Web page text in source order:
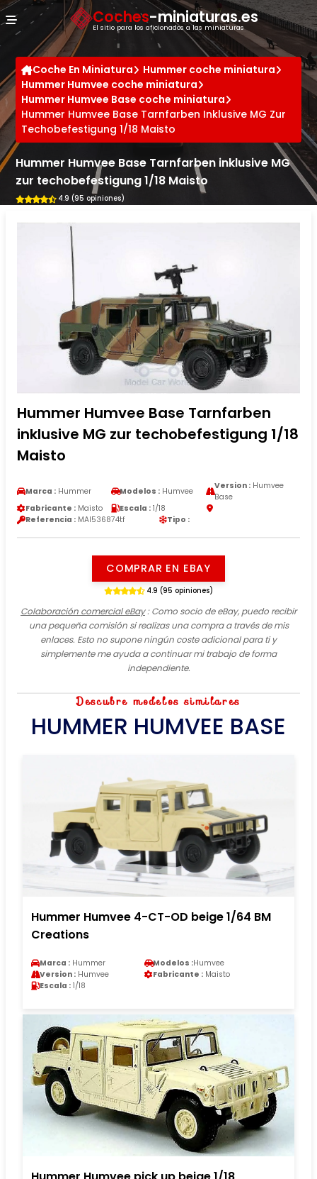
Coches-miniaturas.es
El sitio para los aficionados a las miniaturas
Coche En Miniatura
Hummer coche miniatura
Hummer Humvee coche miniatura
Hummer Humvee Base coche miniatura
Hummer Humvee Base Tarnfarben Inklusive MG Zur
Techobefestigung 1/18 Maisto
Hummer Humvee Base Tarnfarben inklusive MG
zur techobefestigung 1/18 Maisto
4.9 (95 opiniones)
Hummer Humvee Base Tarnfarben
inklusive MG zur techobefestigung 1/18
Maisto
Marca : Hummer Modelos : Humvee
Version :Humvee
Base
Fabricante : Maisto Escala : 1/18
Referencia : MAI536874tf Tipo :
COMPRAR EN EBAY
4.9 (95 opiniones)
Colaboración comercial eBay: Como socio de eBay, puedo recibir
una pequeña comisión si realizas una compra a través de mis
enlaces. Esto no supone ningún coste adicional para ti y
simplemente me ayuda a continuar mi trabajo de forma
independiente.
Descubre modelos similares
HUMMER HUMVEE BASE
Hummer Humvee 4-CT-OD beige 1/64 BM
Creations
Marca : Hummer Modelos :Humvee
Version : Humvee Fabricante : Maisto
Escala : 1/18
Panel de gestión de cookies